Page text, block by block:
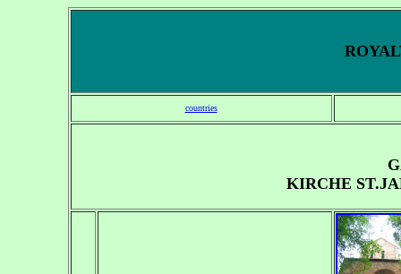
countries
KIRCHE